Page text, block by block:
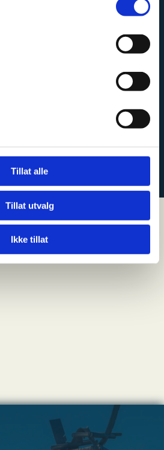
Tillat alle
Tillat utvalg
Ikke tillat
Haibike, GT og Eddy
priser og tilgjengelighet, vi